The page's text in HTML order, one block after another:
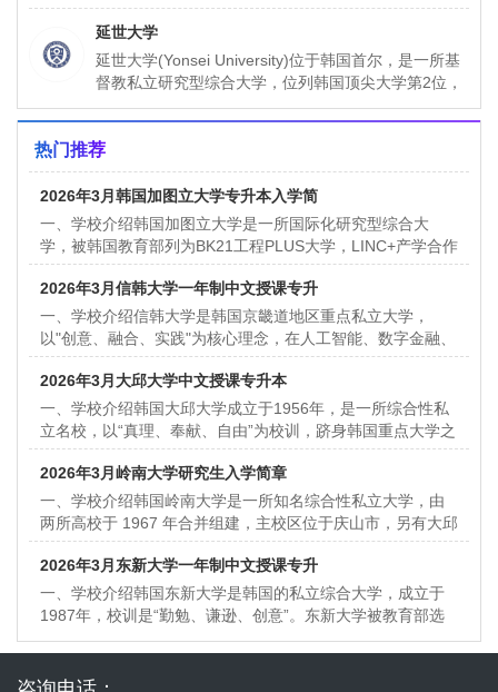
戏剧表演、后现代音乐、管理学、经济学、医学、新闻
信息
延世大学
延世大学(Yonsei University)位于韩国首尔，是一所基
督教私立研究型综合大学，位列韩国顶尖大学第2位，
与首尔大学(Seoul National U
热门推荐
2026年3月韩国加图立大学专升本入学简
一、学校介绍韩国加图立大学是一所国际化研究型综合大
学，被韩国教育部列为BK21工程PLUS大学，LINC+产学合作
优先大学，第四次工业革命创新领导大学。成立于1
2026年3月信韩大学一年制中文授课专升
一、学校介绍信韩大学是韩国京畿道地区重点私立大学，
以"创意、融合、实践"为核心理念，在人工智能、数字金融、
智能制造业等领域表现突出。学校与三
2026年3月大邱大学中文授课专升本
一、学校介绍韩国大邱大学成立于1956年，是一所综合性私
立名校，以“真理、奉献、自由”为校训，跻身韩国重点大学之
列。学校位于韩国第四大城市——大邱，拥有先进的校
2026年3月岭南大学研究生入学简章
一、学校介绍韩国岭南大学是一所知名综合性私立大学，由
两所高校于 1967 年合并组建，主校区位于庆山市，另有大邱
副校区。校园环境优美，配套设施齐全。学校学科覆盖
2026年3月东新大学一年制中文授课专升
一、学校介绍韩国东新大学是韩国的私立综合大学，成立于
1987年，校训是“勤勉、谦逊、创意”。东新大学被教育部选
定运营多个项目，包括PRIME(产业连接教育活性化